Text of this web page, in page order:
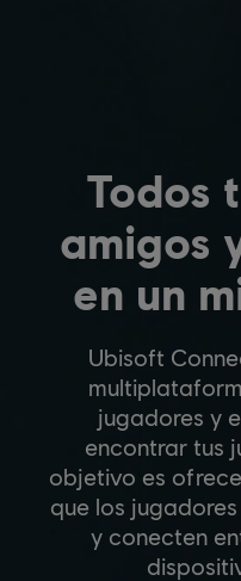
Todos
amigos
en un
Ubisoft
jugadores y
encontrar tus
objetivo es
que los
y conecten